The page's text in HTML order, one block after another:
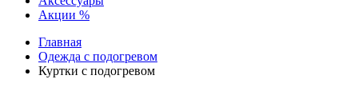
Акции %
Главная
Одежда с подогревом
Куртки с подогревом